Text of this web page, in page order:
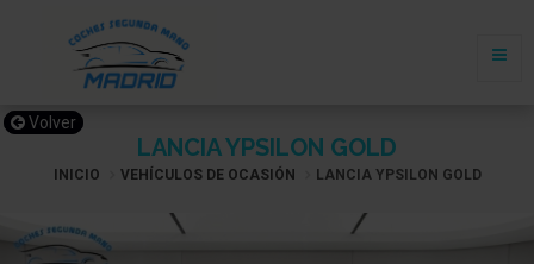
LANCIA YPSILON GOLD
Volver
INICIO VEHÍCULOS DE OCASIÓN LANCIA YPSILON GOLD